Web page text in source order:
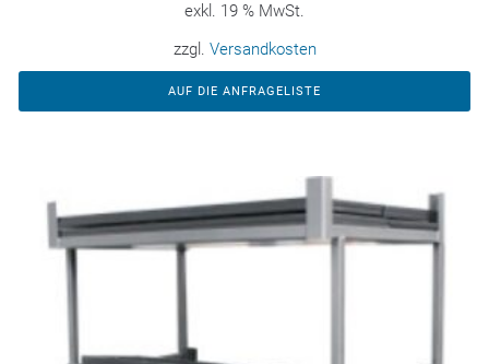
exkl. 19 % MwSt.
zzgl. Versandkosten
AUF DIE ANFRAGELISTE